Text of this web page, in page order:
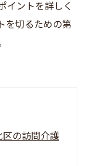
イントを詳しく
を切るための第
の訪問介護